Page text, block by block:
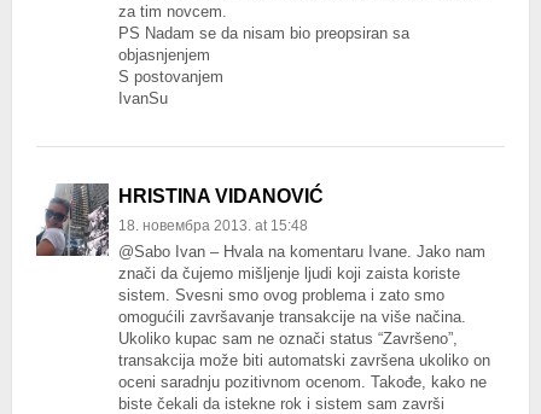
za tim novcem.
PS Nadam se da nisam bio preopsiran sa
objasnjenjem
S postovanjem
IvanSu
HRISTINA VIDANOVIĆ
18. новембра 2013. at 15:48
@Sabo Ivan – Hvala na komentaru Ivane. Jako nam
znači da čujemo mišljenje ljudi koji zaista koriste
sistem. Svesni smo ovog problema i zato smo
omogućili završavanje transakcije na više načina.
Ukoliko kupac sam ne označi status “Završeno”,
transakcija može biti automatski završena ukoliko on
oceni saradnju pozitivnom ocenom. Takođe, kako ne
biste čekali da istekne rok i sistem sam završi